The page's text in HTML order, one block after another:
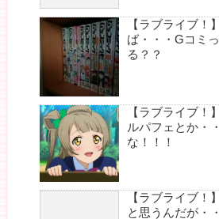
【ラブライブ！
ば・・・Gコミ
る？？
【ラブライブ！
ルパフェとか・
な！！！
【ラブライブ！
と思うんだが・